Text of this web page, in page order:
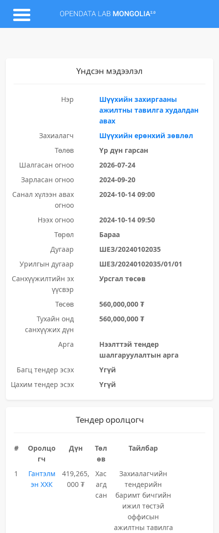
Үндсэн мэдээлэл
Нэр
Шүүхийн захиргааны
ажилтны тавилга худалдан
авах
Захиалагч
Шүүхийн ерөнхий зөвлөл
Төлөв
Үр дүн гарсан
Шалгасан огноо
2026-07-24
Зарласан огноо
2024-09-20
Санал хүлээн авах
огноо
2024-10-14 09:00
Нээх огноо
2024-10-14 09:50
Төрөл
Бараа
Дугаар
ШЕЗ/20240102035
Урилгын дугаар
ШЕЗ/20240102035/01/01
Санхүүжилтийн эх
үүсвэр
Урсгал төсөв
Төсөв
560,000,000 ₮
Тухайн онд
санхүүжих дүн
560,000,000 ₮
Арга
Нээлттэй тендер
шалгаруулалтын арга
Багц тендер эсэх
Үгүй
Цахим тендер эсэх
Үгүй
Тендер оролцогч
#
Оролцо
гч
Дүн
Төл
өв
Тайлбар
1
Гантэлм
эн ХХК
419,265,
000 ₮
Хас
агд
сан
Захиалагчийн
тендерийн
баримт бичгийн
ижил төстэй
оффисын
ажилтны тавилга